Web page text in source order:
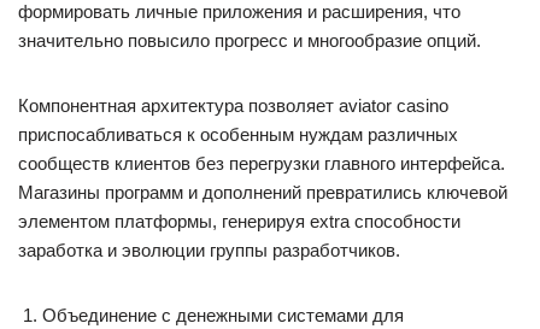
формировать личные приложения и расширения, что
значительно повысило прогресс и многообразие опций.
Компонентная архитектура позволяет aviator casino
приспосабливаться к особенным нуждам различных
сообществ клиентов без перегрузки главного интерфейса.
Магазины программ и дополнений превратились ключевой
элементом платформы, генерируя extra способности
заработка и эволюции группы разработчиков.
Объединение с денежными системами для